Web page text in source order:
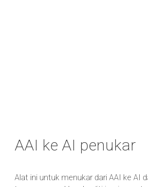
AAI ke AI penukar
Alat ini untuk menukar dari AAI ke AI